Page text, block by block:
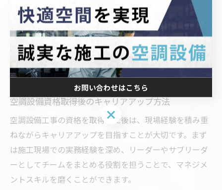
これらの資格を複数取得している技術者は、現場での評
価が高く、さまざまな空調設備工事の案件に対応できる
ため、業界内での活躍の場が広がります。資格取得の際
は、将来のキャリアプランや担当したい業務内容に合わ
せて優先順位を考えると良いでしょう。
空調設備資格取得後のキャリアアップ方法
空調設備工事の資格を取得した後は、現場経験を積み重
ねながらキャリアアップを目指すことが大切です。まず
は施工現場での実務経験を深め、リーダーやサブリーダ
ーとしてチームをまとめる役割を担うことで、マネジメ
ントスキルを磨くことができます。
お問い合わせはこちら
お問い合わせはこちら